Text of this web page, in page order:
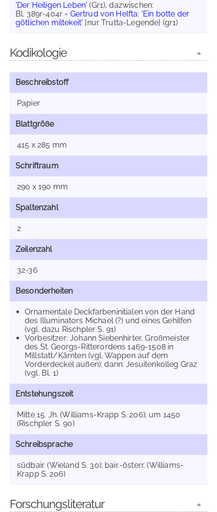
'Der Heiligen Leben' (Gr1), dazwischen:
Bl. 389r-404r = Gertrud von Helfta: 'Ein botte der
götlichen miltekeit' [nur Trutta-Legende] (gr1)
Kodikologie
Beschreibstoff
Papier
Blattgröße
415 x 285 mm
Schriftraum
290 x 190 mm
Spaltenzahl
2
Zeilenzahl
32-36
Besonderheiten
Ornamentale Deckfarbeninitialen von der Hand
des Illuminators Michael (?) und eines Gehilfen
(vgl. dazu Rischpler S. 91)
Vorbesitzer: Johann Siebenhirter, Großmeister
des St. Georgs-Ritterordens 1469-1508 in
Millstatt/Kärnten (vgl. Wappen auf dem
Vorderdeckel außen); dann: Jesuitenkolleg Graz
(vgl. Bl. 1)
Entstehungszeit
Mitte 15. Jh. (Williams-Krapp S. 206); um 1450
(Rischpler S. 90)
Schreibsprache
südbair. (Wieland S. 30); bair.-österr. (Williams-
Krapp S. 206)
Forschungsliteratur